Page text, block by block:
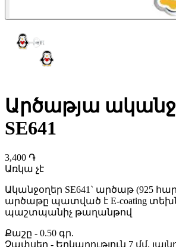
Արծաթյա
SE641
3,400 ֏
Առկա չէ
Ականջօղեր SE641` արծաթ (925
արծաթը պատված է E-coating
պաշտպանիչ թաղանթով
Քաշը - 0.50 գր.
Չափսեր - Երկարություն 7 մմ,